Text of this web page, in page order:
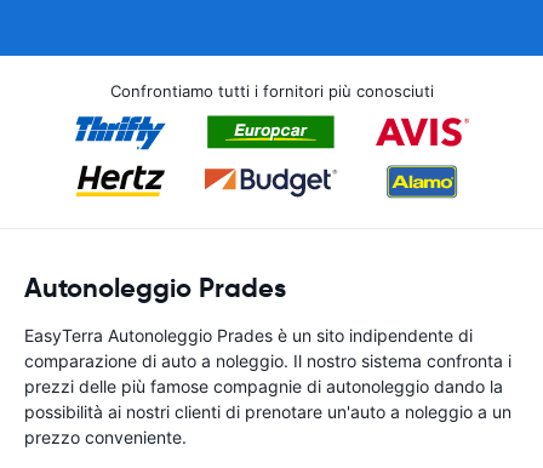
Confrontiamo tutti i fornitori più conosciuti
Autonoleggio Prades
EasyTerra Autonoleggio Prades è un sito indipendente di
comparazione di auto a noleggio. Il nostro sistema confronta i
prezzi delle più famose compagnie di autonoleggio dando la
possibilità ai nostri clienti di prenotare un'auto a noleggio a un
prezzo conveniente.